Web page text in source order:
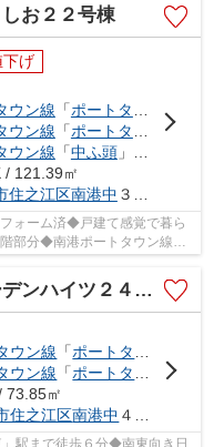
お２２号棟
げ
ウン線 「ポートタウン西
ウン線 「ポートタウン東
ウン線 「中ふ頭」駅 徒歩13分
/ 121.39㎡
住之江区南港中 ３丁目
ォーム済◆戸建て感覚で暮ら
部分◆南港ポートタウン線
ハイツ２４号棟
ウン線 「ポートタウン西
ウン線 「ポートタウン東
73.85㎡
住之江区南港中 ４丁目